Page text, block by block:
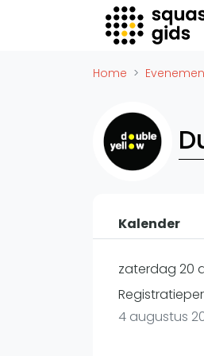
Squash
Organisaties
Winkels
Merken
Overige
Podcasts
Home
Kalender
zaterdag 20
4 augustus